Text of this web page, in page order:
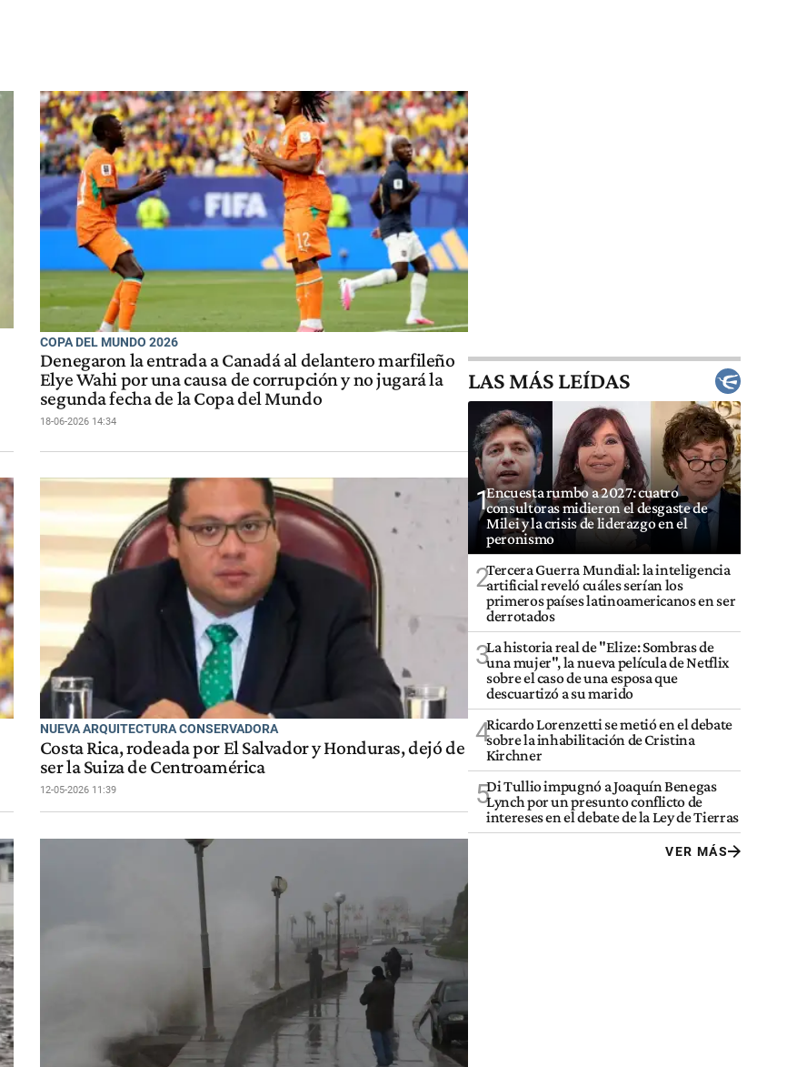
COPA DEL MUNDO 2026
Denegaron la entrada a Canadá al delantero marfileño
Elye Wahi por una causa de corrupción y no jugará la
segunda fecha de la Copa del Mundo
18-06-2026 14:34
NUEVA ARQUITECTURA CONSERVADORA
Costa Rica, rodeada por El Salvador y Honduras, dejó de
ser la Suiza de Centroamérica
12-05-2026 11:39
LAS MÁS LEÍDAS
1Encuesta rumbo a 2027: cuatro
consultoras midieron el desgaste de
Milei y la crisis de liderazgo en el
peronismo
2Tercera Guerra Mundial: la inteligencia
artificial reveló cuáles serían los
primeros países latinoamericanos en ser
derrotados
3La historia real de "Elize: Sombras de
una mujer", la nueva película de Netflix
sobre el caso de una esposa que
descuartizó a su marido
4Ricardo Lorenzetti se metió en el debate
sobre la inhabilitación de Cristina
Kirchner
5Di Tullio impugnó a Joaquín Benegas
Lynch por un presunto conflicto de
intereses en el debate de la Ley de Tierras
VER MÁS